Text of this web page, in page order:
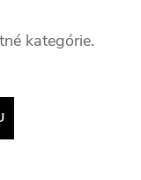
kategórie.